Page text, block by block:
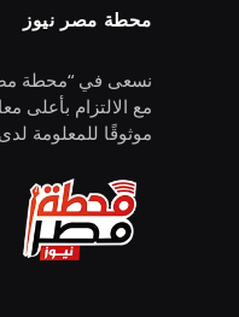
محطة مصر نيوز
نسعى في “محطة
مع الالتزام بأعلى
موثوقًا للمعلومة